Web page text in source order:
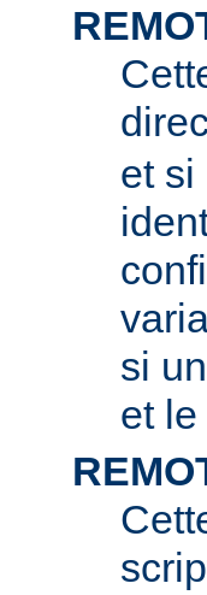
et si
si
et